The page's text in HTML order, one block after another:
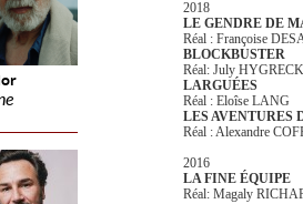
2018
LE GENDRE DE
Réal : Françoise
BLOCKBUSTER
Réal: July
LARGUÉES
Réal : Eloîse LANG
LES AVENTURES
Réal : Alexandre
2016
LA FINE ÉQUIPE
Réal: Magaly